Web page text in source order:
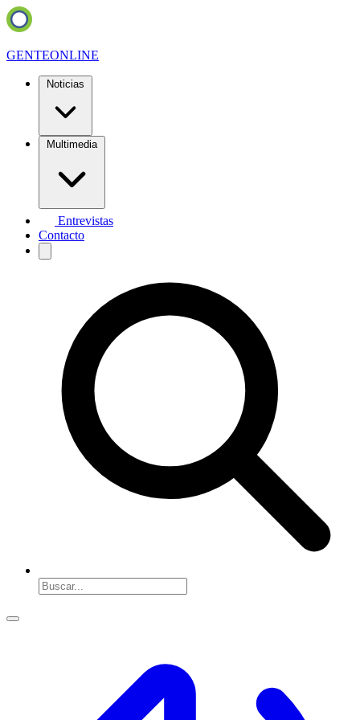
GENTEONLINE
Noticias
Multimedia
Entrevistas
Contacto